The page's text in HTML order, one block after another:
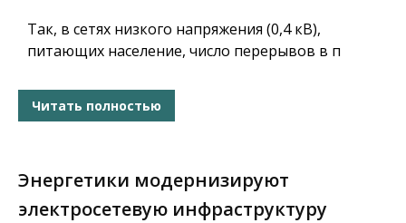
Так, в сетях низкого напряжения (0,4 кВ),
питающих население, число перерывов в п
Читать полностью
Энергетики модернизируют
электросетевую инфраструктуру